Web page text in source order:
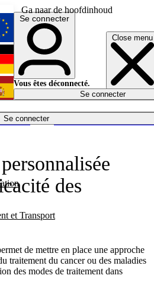
Ga naar de hoofdinhoud
Close menu
Se connecter
et Transport
English
Deutsch
Español
Se connecter
Vous êtes déconnecté.
Se connecter
des
de mettre en place une approche
traitement du cancer ou des maladies
des modes de traitement dans